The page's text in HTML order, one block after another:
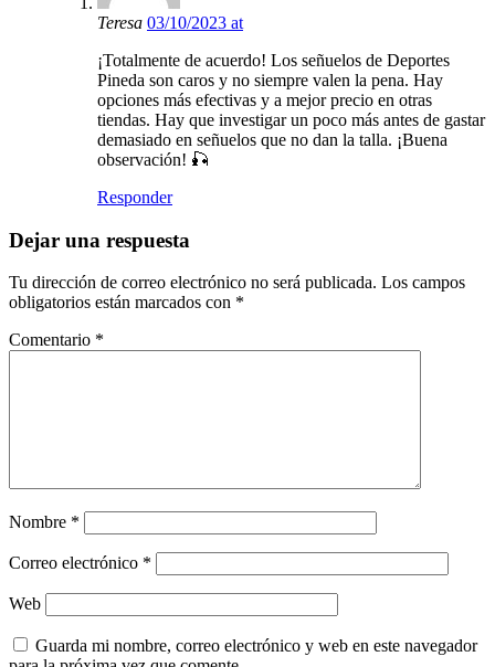
Teresa 03/10/2023 at
¡Totalmente de acuerdo! Los señuelos de Deportes
Pineda son caros y no siempre valen la pena. Hay
opciones más efectivas y a mejor precio en otras
tiendas. Hay que investigar un poco más antes de gastar
demasiado en señuelos que no dan la talla. ¡Buena
observación! 🎣
Responder
Dejar una respuesta
Tu dirección de correo electrónico no será publicada. Los campos
obligatorios están marcados con *
Comentario *
Nombre *
Correo electrónico *
Web
Guarda mi nombre, correo electrónico y web en este navegador